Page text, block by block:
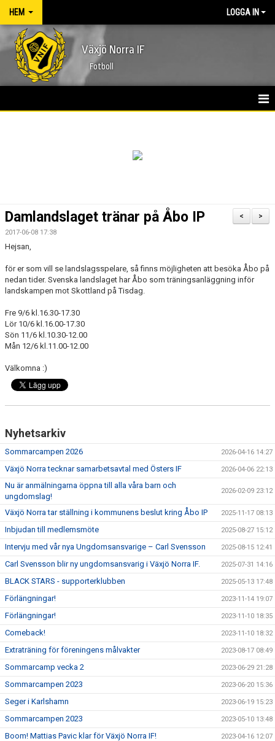
HEM LOGGA IN
Växjö Norra IF
Fotboll
KALENDER
MEDLEM
DOKUMENT
FÖLJ OSS PÅ FACEBOOK
>
<
Damlandslaget tränar på Åbo IP
2017-06-08 17:38
Hejsan,
för er som vill se landslagsspelare, så finns möjligheten att besöka Åbo på
nedan tider. Svenska landslaget har Åbo som träningsanläggning inför
landskampen mot Skottland på Tisdag.
Fre 9/6 kl.16.30-17.30
Lör 10/6 kl.16.00-17.30
Sön 11/6 kl.10.30-12.00
Mån 12/6 kl.11.00-12.00
Välkomna :)
Nyhetsarkiv
Sommarcampen 2026 2026-04-16 14:27
Växjö Norra tecknar samarbetsavtal med Östers IF 2026-04-06 22:13
Nu är anmälningarna öppna till alla våra barn och
ungdomslag!
2026-02-09 23:12
Växjö Norra tar ställning i kommunens beslut kring Åbo IP 2025-11-17 08:13
Inbjudan till medlemsmöte 2025-08-27 15:12
Intervju med vår nya Ungdomsansvarige – Carl Svensson 2025-08-15 12:41
Carl Svensson blir ny ungdomsansvarig i Växjö Norra IF. 2025-07-31 14:16
BLACK STARS - supporterklubben 2025-05-13 17:48
Förlängningar! 2023-11-14 19:07
Förlängningar! 2023-11-10 18:35
Comeback! 2023-11-10 18:32
Extraträning för föreningens målvakter 2023-08-17 08:49
Sommarcamp vecka 2 2023-06-29 21:28
Sommarcampen 2023 2023-06-20 15:36
Seger i Karlshamn 2023-06-19 15:23
Sommarcampen 2023 2023-05-10 13:48
Boom! Mattias Pavic klar för Växjö Norra IF! 2023-04-16 12:07